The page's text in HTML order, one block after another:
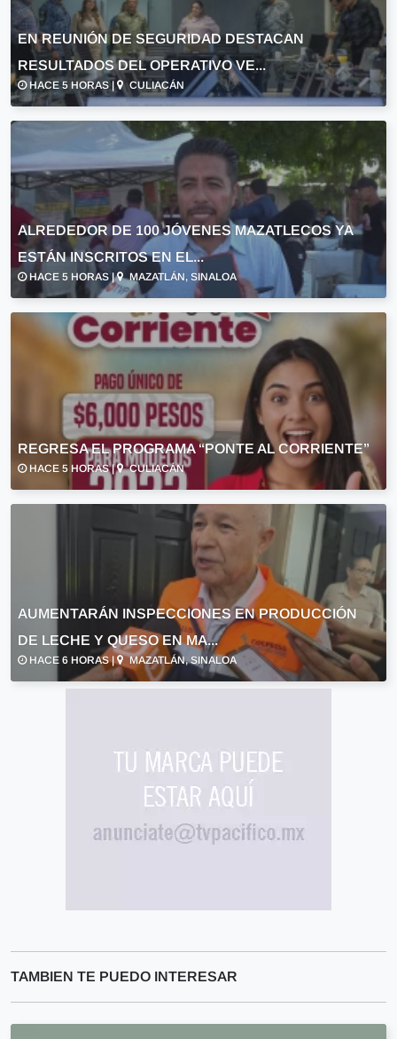
EN REUNIÓN DE SEGURIDAD DESTACAN
RESULTADOS DEL OPERATIVO VE...
HACE 5 HORAS | CULIACÁN
ALREDEDOR DE 100 JÓVENES MAZATLECOS YA
ESTÁN INSCRITOS EN EL...
HACE 5 HORAS | MAZATLÁN, SINALOA
REGRESA EL PROGRAMA “PONTE AL CORRIENTE”
HACE 5 HORAS | CULIACÁN
AUMENTARÁN INSPECCIONES EN PRODUCCIÓN
DE LECHE Y QUESO EN MA...
HACE 6 HORAS | MAZATLÁN, SINALOA
TAMBIEN TE PUEDO INTERESAR